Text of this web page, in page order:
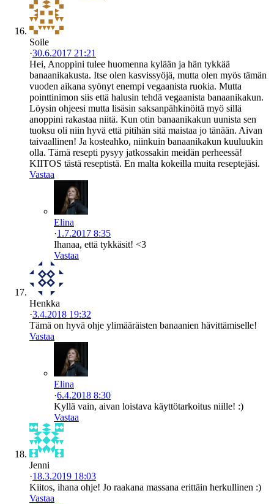
Soile
·30.6.2017 21:21
Hei, Anoppini tulee huomenna kylään ja hän tykkää
banaanikakusta. Itse olen kasvissyöjä, mutta olen myös tämän
vuoden aikana syönyt enempi vegaanista ruokia. Mutta
pointtinimon siis että halusin tehdä vegaanista banaanikakun.
Löysin ohjeesi mutta lisäsin saksanpähkinöitä myö sillä
anoppini rakastaa niitä. Kun otin banaanikakun uunista sen
tuoksu oli niin hyvä että pitihän sitä maistaa jo tänään. Aivan
taivaallinen! Ja kosteahko, niinkuin banaanikakun kuuluukin
olla. Tämä resepti pysyy jatkossakin meidän perheessä!
KIITOS tästä reseptistä. En malta kokeilla muita reseptejäsi.
Vastaa
Elina
·1.7.2017 8:35
Ihanaa, että tykkäsit! <3
Vastaa
Henkka
·3.4.2018 19:32
Tämä on hyvä ohje ylimääräisten banaanien hävittämiselle!
Vastaa
Elina
·6.4.2018 8:30
Kyllä vain, aivan loistava käyttötarkoitus niille! :)
Vastaa
Jenni
·18.3.2019 18:03
Kiitos, ihana ohje! Jo raakana massana erittäin herkullinen :)
Vastaa